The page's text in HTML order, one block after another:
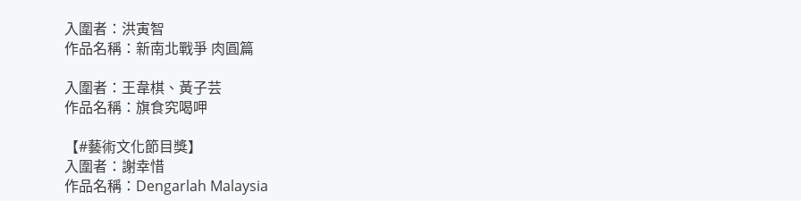
入圍者：洪寅智
作品名稱：新南北戰爭 肉圓篇
入圍者：王韋棋、黃子芸
作品名稱：旗食究喝呷
【#藝術文化節目獎】
入圍者：謝幸惜
作品名稱：Dengarlah Malaysia